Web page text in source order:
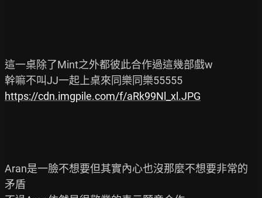
這一桌除了Mint之外都彼此合作過這幾部戲w
https://cdn.imgpile.com/f/aRk99Nl_xl.JPG
Aran是一臉不想要但其實內心也沒那麼不想要非常的
矛盾